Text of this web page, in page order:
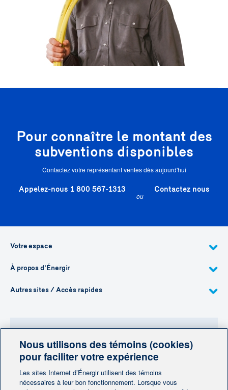
Pour connaître le montant des
subventions disponibles
Contactez votre représentant ventes dès aujourd'hui
Appelez-nous 1 800 567-1313
ou
Contactez nous
Votre espace
À propos d'Énergir
Autres sites / Accès rapides
Besoin de plus d'information?
Contactez-nous
Nous utilisons des témoins (cookies)
pour faciliter votre expérience
Les sites Internet d’Énergir utilisent des témoins
nécessaires à leur bon fonctionnement. Lorsque vous